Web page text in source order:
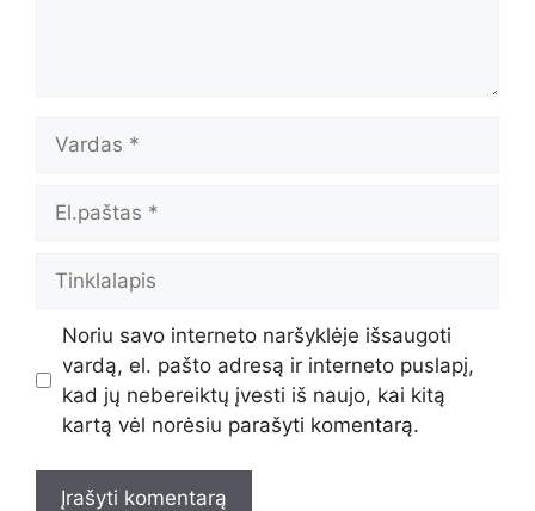
Noriu savo interneto naršyklėje išsaugoti
vardą, el. pašto adresą ir interneto puslapį,
kad jų nebereiktų įvesti iš naujo, kai kitą
kartą vėl norėsiu parašyti komentarą.